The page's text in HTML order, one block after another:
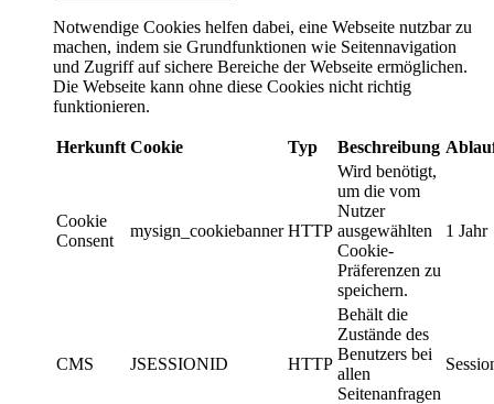
Notwendige Cookies helfen dabei, eine Webseite nutzbar zu
machen, indem sie Grundfunktionen wie Seitennavigation
und Zugriff auf sichere Bereiche der Webseite ermöglichen.
Die Webseite kann ohne diese Cookies nicht richtig
funktionieren.
Herkunft Cookie Typ Beschreibung
Cookie
Consent
mysign_cookiebanner HTTP
Wird benötigt,
um die vom
Nutzer
ausgewählten
Cookie-
Präferenzen zu
speichern.
1 Jahr
CMS JSESSIONID HTTP
Behält die
Zustände des
Benutzers bei
allen
Seitenanfragen